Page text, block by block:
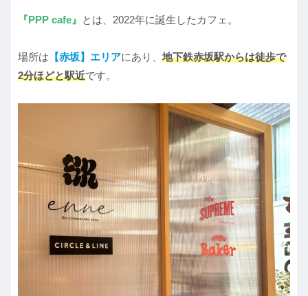
『PPP cafe』 とは、2022年に誕生したカフェ。
場所は 【赤坂】エリアにあり、 地下鉄赤坂駅からは徒歩で
2分ほどと駅近です。